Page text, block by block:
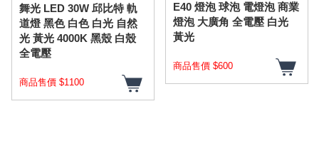
舞光 LED 30W 邱比特 軌
道燈 黑色 白色 白光 自然
光 黃光 4000K 黑殼 白殼
全電壓
商品售價 $1100
E40 燈泡 球泡 電燈泡 商業
燈泡 大廣角 全電壓 白光
黃光
商品售價 $600